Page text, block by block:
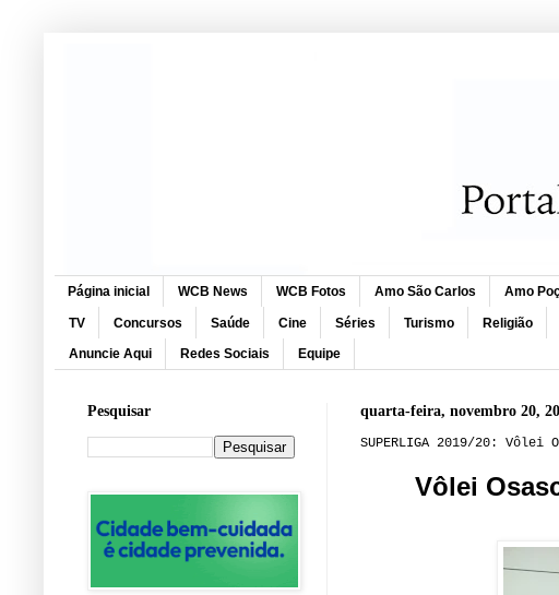
Página inicial WCB News WCB Fotos Amo São Carlos Amo
TV Concursos Saúde Cine Séries Turismo Religião
Anuncie Aqui Redes Sociais Equipe
quarta-feira, novembro 20,
SUPERLIGA 2019/20:
Vôlei
Pesquisar